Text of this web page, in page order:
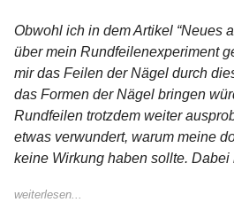
Obwohl ich in dem Artikel “Neues
über mein Rundfeilenexperiment
mir das Feilen der Nägel durch
das Formen der Nägel bringen
Rundfeilen trotzdem weiter
etwas verwundert, warum meine
keine Wirkung haben sollte.
weiterlesen...